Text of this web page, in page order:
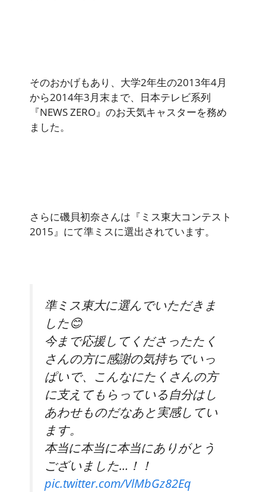
そのおかげもあり、大学2年生の2013年4月
から2014年3月末まで、日本テレビ系列
『NEWS ZERO』のお天気キャスターを務め
ました。
さらに磯貝初奈さんは『ミス東大コンテスト
2015』にて準ミスに選出されています。
準ミス東大に選んでいただきま
した😊
今まで応援してくださったたく
さんの方に感謝の気持ちでいっ
ぱいで、こんなにたくさんの方
に支えてもらっている自分はし
あわせものだなあと実感してい
ます。
本当に本当に本当にありがとう
ございました…！！
pic.twitter.com/VlMbGz82Eq